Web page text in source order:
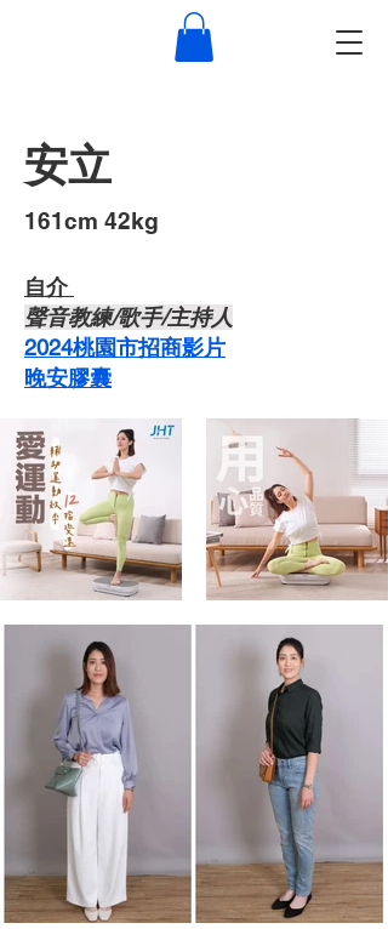
安立
​161cm 42kg
自介 ​
​聲音教練/歌手/主持人
2024桃園市招商影片
晚安膠囊